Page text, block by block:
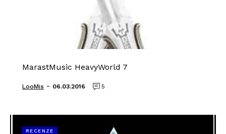
MarastMusic HeavyWorld 7
LooMis - 06.03.2016 5
RECENZE